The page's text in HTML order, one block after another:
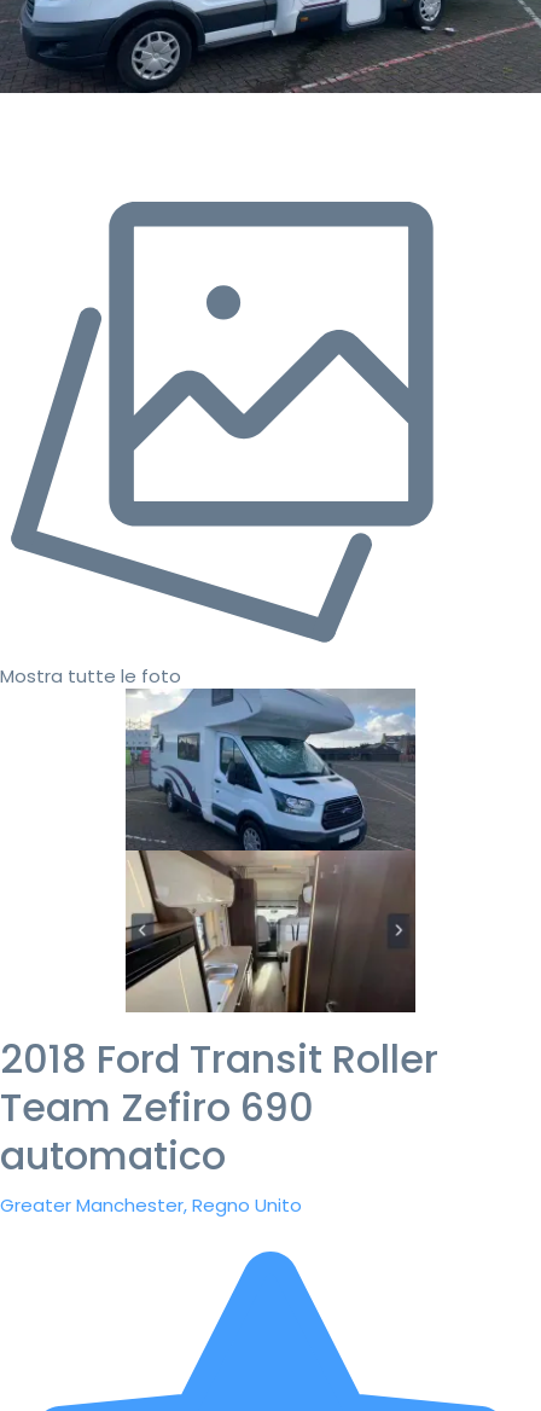
Mostra tutte le foto
2018 Ford Transit Roller
Team Zefiro 690
automatico
Greater Manchester, Regno Unito